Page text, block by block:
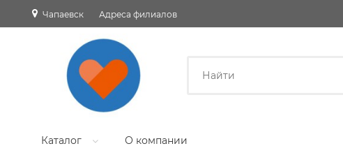
Чапаевск Адреса филиалов
Каталог О компании